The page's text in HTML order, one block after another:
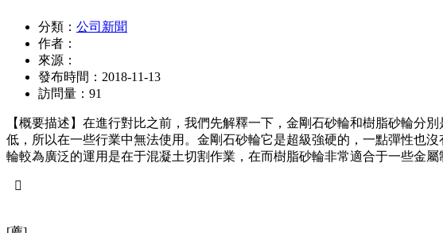
分類： 公司新聞
作者：
來源：
發布時間： 2018-11-13
訪問量： 91
【概要描述】 在進行對比之前，我們先解釋一下，金剛石砂輪和樹脂砂輪分
低，所以在一些行業中無法使用。金剛石砂輪它是超級強硬的，一點彈性也
輪較為廣泛的運用是在于混凝土切割作業，在而樹脂砂輪非常適合于一些金屬
